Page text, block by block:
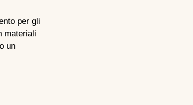
per gli
materiali
un